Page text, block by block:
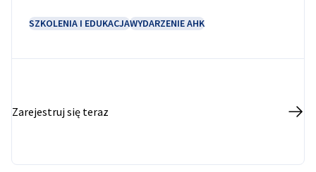
SZKOLENIA I EDUKACJAWYDARZENIE AHK
Zarejestruj się teraz